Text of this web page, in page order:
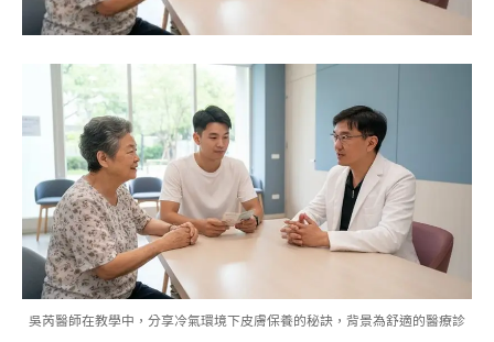
吳芮醫師在教學中，分享冷氣環境下皮膚保養的秘訣，背景為舒適的醫療診